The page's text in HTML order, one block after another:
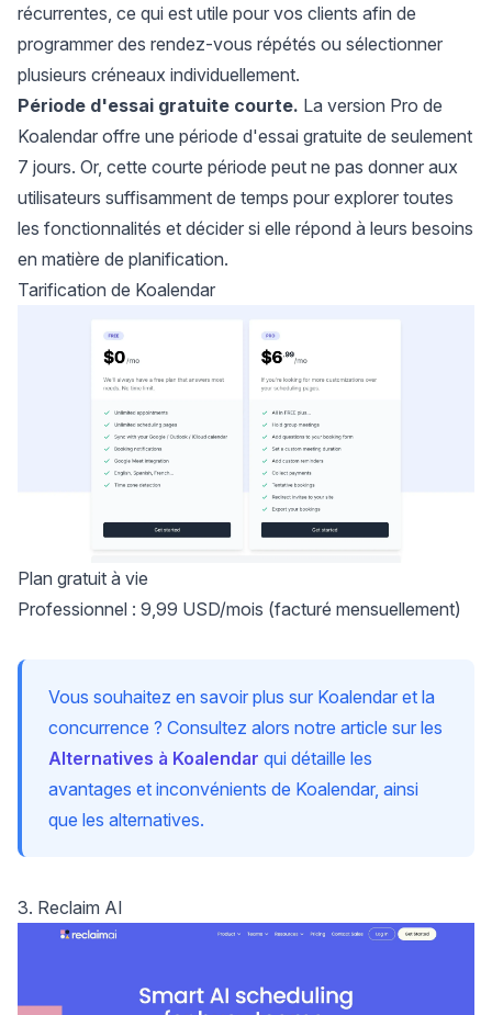
récurrentes, ce qui est utile pour vos clients afin de
programmer des rendez-vous répétés ou sélectionner
plusieurs créneaux individuellement.
Période d'essai gratuite courte. La version Pro de
Koalendar offre une période d'essai gratuite de seulement
7 jours. Or, cette courte période peut ne pas donner aux
utilisateurs suffisamment de temps pour explorer toutes
les fonctionnalités et décider si elle répond à leurs besoins
en matière de planification.
Tarification de Koalendar
Plan gratuit à vie
Professionnel : 9,99 USD/mois (facturé mensuellement)
Vous souhaitez en savoir plus sur Koalendar et la
concurrence ? Consultez alors notre article sur les
Alternatives à Koalendar qui détaille les
avantages et inconvénients de Koalendar, ainsi
que les alternatives.
3. Reclaim AI